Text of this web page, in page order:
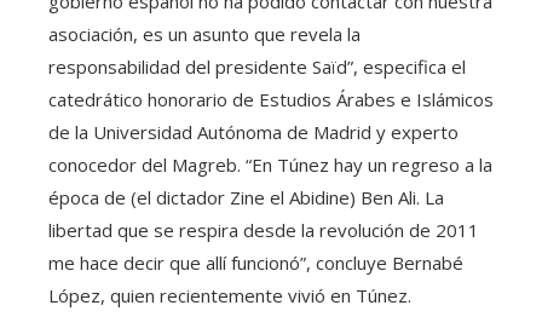
asociación, es un asunto que revela la
responsabilidad del presidente Saïd”, especifica el
catedrático honorario de Estudios Árabes e Islámicos
de la Universidad Autónoma de Madrid y experto
conocedor del Magreb. “En Túnez hay un regreso a la
época de (el dictador Zine el Abidine) Ben Ali. La
libertad que se respira desde la revolución de 2011
me hace decir que allí funcionó”, concluye Bernabé
López, quien recientemente vivió en Túnez.